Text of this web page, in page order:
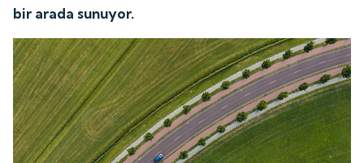
bir arada sunuyor.